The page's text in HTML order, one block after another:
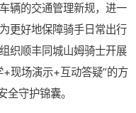
辆的交通管理新规，进一
更好地保障骑手日常出行
织顺丰同城山姆骑士开展
现场演示+互动答疑”的方
全守护锦囊。